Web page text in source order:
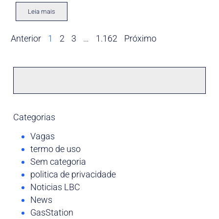
Leia mais
Anterior 1 2 3 … 1.162 Próximo
Categorias
Vagas
termo de uso
Sem categoria
politica de privacidade
Noticias LBC
News
GasStation